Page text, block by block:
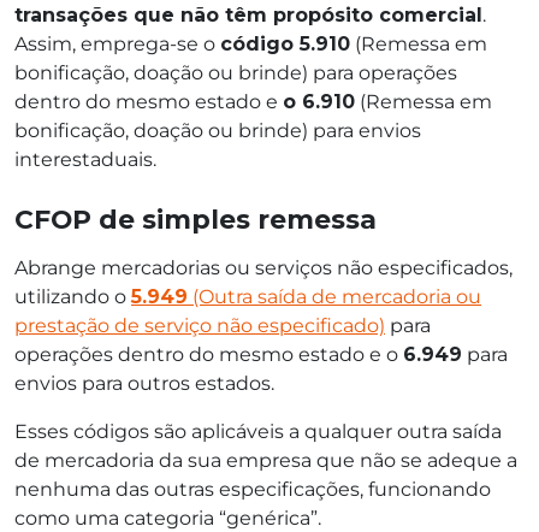
transações que não têm propósito comercial .
Assim, emprega-se o código 5.910 (Remessa em
bonificação, doação ou brinde) para operações
dentro do mesmo estado e o 6.910 (Remessa em
bonificação, doação ou brinde) para envios
interestaduais.
CFOP de simples remessa
Abrange mercadorias ou serviços não especificados,
utilizando o5.949 (Outra saída de mercadoria ou
prestação de serviço não especificado) para
operações dentro do mesmo estado e o 6.949 para
envios para outros estados.
Esses códigos são aplicáveis a qualquer outra saída
de mercadoria da sua empresa que não se adeque a
nenhuma das outras especificações, funcionando
como uma categoria “genérica”.